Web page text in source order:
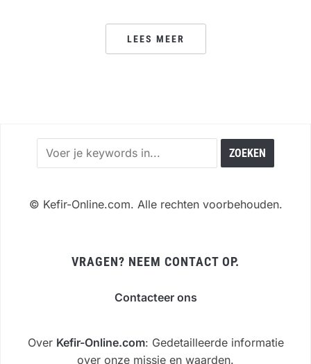
LEES MEER
© Kefir-Online.com. Alle rechten voorbehouden.
VRAGEN? NEEM CONTACT OP.
Contacteer ons
Over Kefir-Online.com: Gedetailleerde informatie
over onze missie en waarden.